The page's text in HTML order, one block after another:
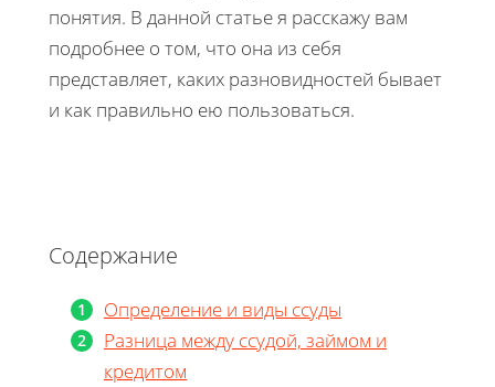
понятия. В данной статье я расскажу вам
подробнее о том, что она из себя
представляет, каких разновидностей бывает
и как правильно ею пользоваться.
Содержание
Определение и виды ссуды
Разница между ссудой, займом и
кредитом